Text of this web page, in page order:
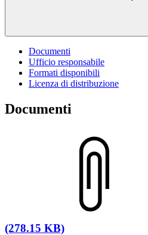
Documenti
Ufficio responsabile
Formati disponibili
Licenza di distribuzione
Documenti
(278.15 KB)